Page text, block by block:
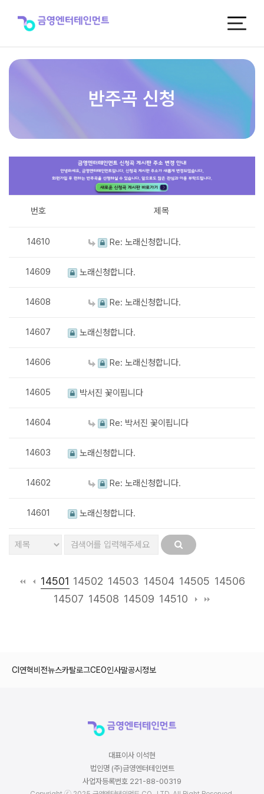
반주곡 신청
번호 제목
14610 Re: 노래신청합니다.
14609 노래신청합니다.
14608 Re: 노래신청합니다.
14607 노래신청합니다.
14606 Re: 노래신청합니다.
14605 박서진 꽃이핍니다
14604 Re: 박서진 꽃이핍니다
14603 노래신청합니다.
14602 Re: 노래신청합니다.
14601 노래신청합니다.
14501 14502 14503 14504 14505 14506
14507 14508 14509 14510
CI 연혁비전뉴스카탈로그CEO인사말공시정보
대표이사 이석현
법인명 (주)금영엔터테인먼트
사업자등록번호 221-88-00319